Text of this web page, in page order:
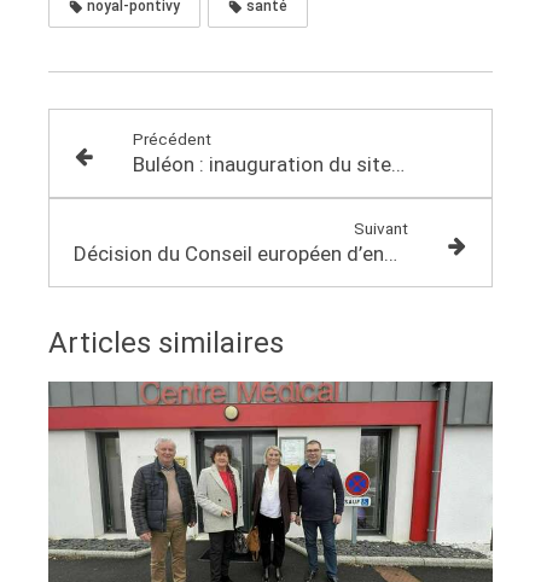
noyal-pontivy santé
Précédent
Buléon : inauguration du site Lhyfe de production d'hydrogène
Suivant
Décision du Conseil européen d’engager des négociations d’adhésion avec l’Ukraine et la Moldavie
Articles similaires